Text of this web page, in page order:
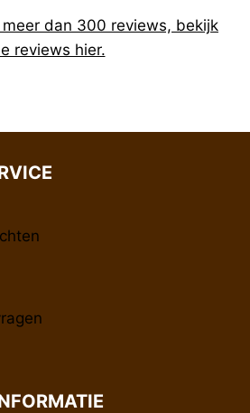
dan 300 reviews, bekijk
reviews hier.